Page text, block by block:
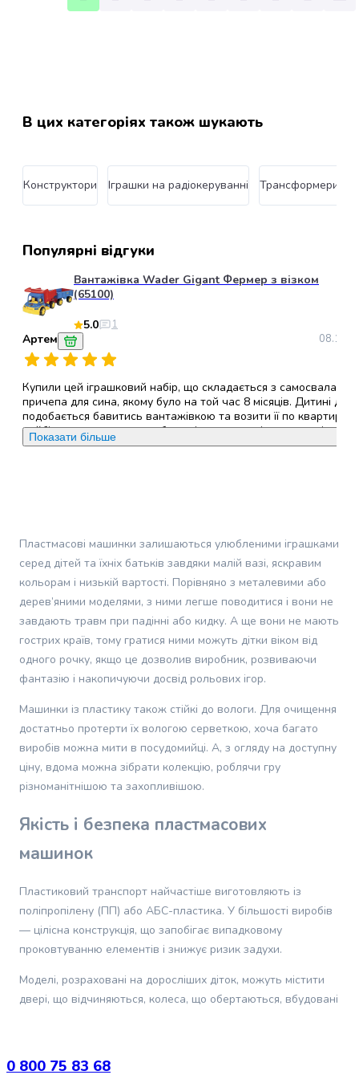
та
Машинки
для
котів
Ножиці
для
кішок
Товари
для
собак
собак
Вологий
корм
для
собак
Лікувальний
корм
для
собак
Замінники
для
собак
Ласощі
для
Протипаразитарні
Засоби
від
бліх
та
для
собак
В цих категоріях також шукають
Конструктори Іграшки на радіокеруванні Трансформери
Популярні відгуки
Вантажівка Wader Gigant Фермер з візком
(65100)
5.0
1
Артем
Купили цей іграшковий набір, що складається з самосвала та
причепа для сина, якому було на той час 8 місяців. Дитині
подобається бавитись вантажівкою та возити її по квартирі, а
найбільш за все до вподоби сидіти в прицепі чи в кузові
самосвалу та коли його катають по квартирі. Дитина від цього
підросте обов'язково вийдемо з іграшкою надвір збирати
камінці та пісок, а поки граємось вдома.Автомобіль та причеп
легко мити під проточною водою, яка не пошкодить жодних
деталей виробу.Вантажівка функціонує самостійно від
та і самим причепом можна бавитись окремо.У вантажівки
підіймається кузов для вигрузки вантажу,що виглядає
Переваги
Зроблений з міцної пластмаси, що здатен
витримати дуже велике навантаження, а саме прицеп до 60кг,
комплекті з прицепом!
Недоліки: Трішки заважкий для діток до 2 років
Показати більше
Пластмасові машинки залишаються улюбленими іграшками
серед дітей та їхніх батьків завдяки малій вазі, яскравим
кольорам і низькій вартості. Порівняно з металевими або
дерев’яними моделями, з ними легше поводитися і вони не
завдають травм при падінні або кидку. А ще вони не мають
гострих країв, тому гратися ними можуть дітки віком від
одного рочку, якщо це дозволив виробник, розвиваючи
фантазію і накопичуючи досвід рольових ігор.
Машинки із пластику також стійкі до вологи. Для очищення
достатньо протерти їх вологою серветкою, хоча багато
виробів можна мити в посудомийці. А, з огляду на доступну
ціну, вдома можна зібрати колекцію, роблячи гру
різноманітнішою та захопливішою.
Якість і безпека пластмасових
машинок
Пластиковий транспорт найчастіше виготовляють із
поліпропілену (ПП) або АБС-пластика. У більшості виробів
— цілісна конструкція, що запобігає випадковому
проковтуванню елементів і знижує ризик задухи.
Моделі, розраховані на доросліших діток, можуть містити
двері, що відчиняються, колеса, що обертаються, вбудовані
0 800 75 83 68